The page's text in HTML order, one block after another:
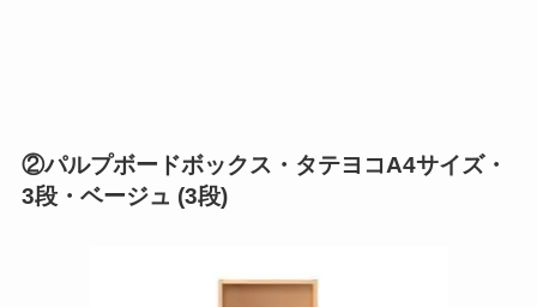
②パルプボードボックス・タテヨコA4サイズ・
3段・ベージュ (3段)